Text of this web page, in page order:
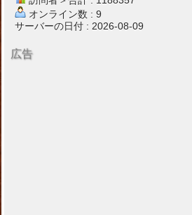
オンライン数 : 9
サーバーの日付 : 2026-08-09
広告